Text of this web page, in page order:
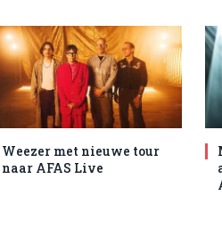
Weezer met nieuwe tour
naar AFAS Live